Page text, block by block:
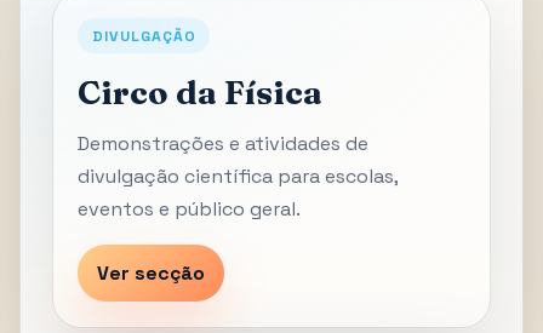
DIVULGAÇÃO
Circo da Física
Demonstrações e atividades de
divulgação científica para escolas,
eventos e público geral.
Ver secção